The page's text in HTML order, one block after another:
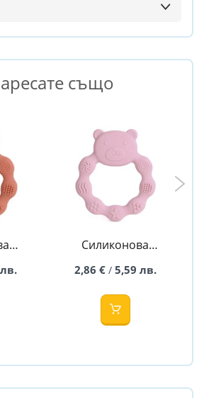
също
-
Силиконова
гризалка Мече -
2,86 €/ 5,59 лв.